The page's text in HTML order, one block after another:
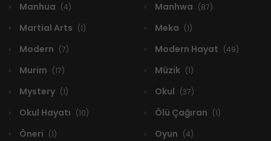
Manhua (4) Manhwa (87)
Martial Arts (1) Meka (1)
Modern (7) Modern Hayat (49)
Murim (17) Müzik (1)
Mystery (1) Okul (37)
Okul Hayatı (10) Ölü Çağıran (1)
Öneri (1) Oyun (4)